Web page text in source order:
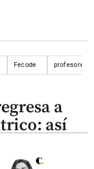
Fecode profesores
a
así